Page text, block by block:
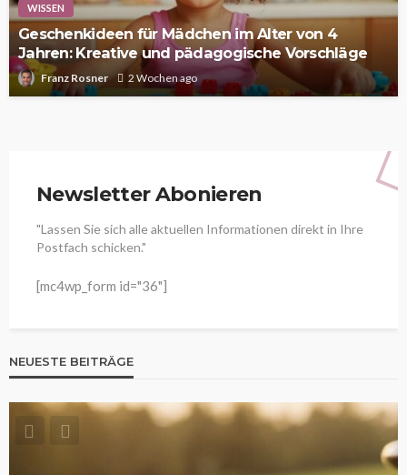
WISSEN
Geschenkideen für Mädchen im Alter von 4
Jahren: Kreative und pädagogische Vorschläge
Franz Rosner 2 Wochen ago
Newsletter Abonieren
"Lassen Sie sich alle aktuellen Informationen direkt in Ihre
Postfach schicken."
[mc4wp_form id="36"]
NEUESTE BEITRÄGE